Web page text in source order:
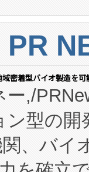
PR
密着型バイオ製造を
ー,/
ン型の
、バイ